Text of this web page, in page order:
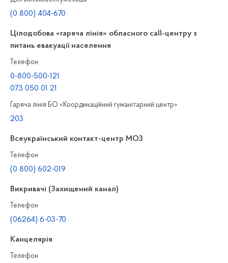
(0 800) 404-670
Цілодобова «гаряча лінія» обласного call-центру з
питань евакуації населення
Телефон
0-800-500-121
073 050 01 21
Гаряча лінія БО «Координаційний гуманітарний центр»
203
Всеукраїнський контакт-центр МОЗ
Телефон
(0 800) 602-019
Викривачі (Захищений канал)
Телефон
(06264) 6-03-70
Канцелярiя
Телефон